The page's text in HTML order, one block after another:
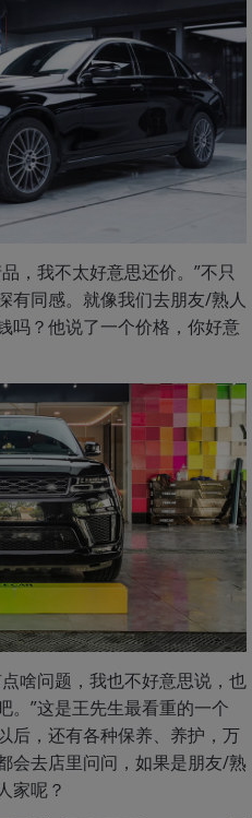
，我不太好意思还价。”不只
有同感。就像我们去朋友/熟人
吗？他说了一个价格，你好意
啥问题，我也不好意思说，也
。”这是王先生最看重的一个
后，还有各种保养、养护，万
会去店里问问，如果是朋友/熟
家呢？